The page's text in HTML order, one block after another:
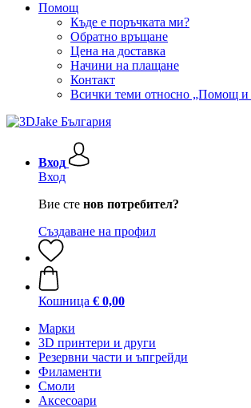
Помощ
Къде е поръчката ми?
Обратно връщане
Цена на доставка
Начини на плащане
Контакт
Всички теми относно „Помощ и
Вход
Вход
Вие сте нов потребител?
Създаване на профил
Кошница € 0,00
Mарки
3D принтери и други
Резервни части и ъпгрейди
Филаменти
Смоли
Аксесоари